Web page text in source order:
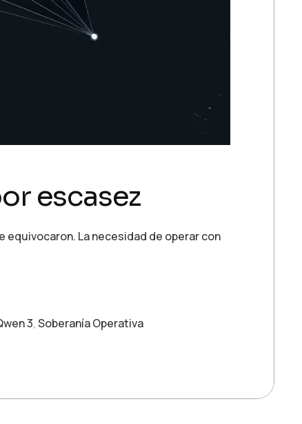
escasez
equivocaron. La necesidad de operar con
3,Soberanía Operativa